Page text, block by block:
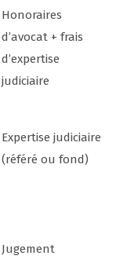
Honoraires
d’avocat + frais
d’expertise
judiciaire
Expertise judiciaire
(référé ou fond)
Jugement